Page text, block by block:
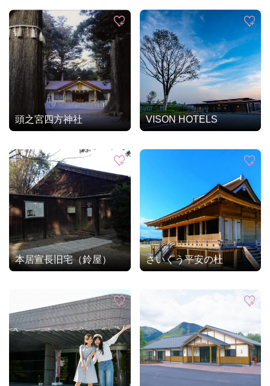
頭之宮四方神社 VISON HOTELS
本居宣長旧宅（鈴屋） さいくう平安の杜